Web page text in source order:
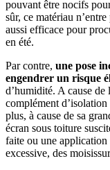
pouvant être nocifs
sûr, ce matériau
aussi efficace pour
en été.
Par contre, une pose
engendrer un risque
d’humidité. A cause
complément
plus, à cause de sa
écran sous toiture
faite ou une
excessive, des